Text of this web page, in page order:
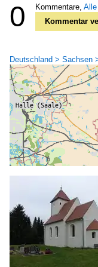
0 Kommentare,
Kommentar
Deutschland > Sachsen